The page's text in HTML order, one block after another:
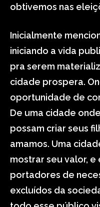
obtivemos nas
Inicialmente
iniciando a vida
pra serem
cidade prospera.
oportunidade de
De uma cidade
possam criar seus
amamos. Uma
mostrar seu valor, e
portadores de
excluídos da